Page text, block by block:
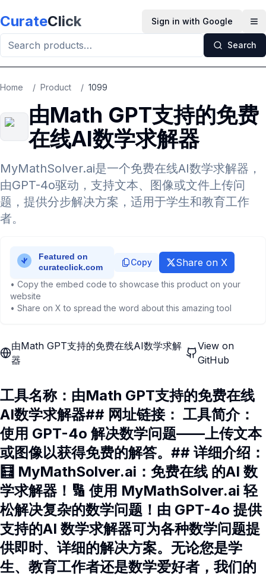
CurateClick Sign in with Google
Search
Home / Product / 1099
由Math GPT支持的免费
在线AI数学求解器
MyMathSolver.ai是一个免费在线AI数学求解器，
由GPT-4o驱动，支持文本、图像或文件上传问
题，提供分步解决方案，适用于学生和教育工作
者。
Copy Share on X
• Copy the embed code to showcase this product on your
website
• Share on X to spread the word about this amazing tool
由Math GPT支持的免费在线AI数学求解
器
View on
GitHub
工具名称：由Math GPT支持的免费在线
AI数学求解器## 网址链接： 工具简介：
使用 GPT-4o 解决数学问题——上传文本
或图像以获得免费的解答。## 详细介绍：
🧮 MyMathSolver.ai：免费在线 的AI 数
学求解器！🔢 使用 MyMathSolver.ai 轻
松解决复杂的数学问题！由 GPT-4o 提供
支持的AI 数学求解器可为各种数学问题提
供即时、详细的解决方案。无论您是学
生、教育工作者还是数学爱好者，我们的